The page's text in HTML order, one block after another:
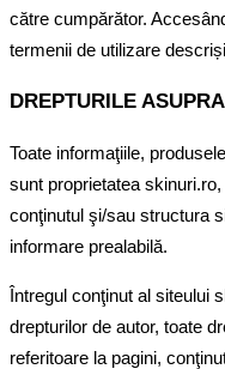
către cumpărător.
termenii de utilizare
DREPTURILE
Toate informaţiile,
sunt proprietatea
conţinutul şi/sau structura
informare prealabilă.
Întregul conţinut al siteului
drepturilor de autor, toate
referitoare la pagini,